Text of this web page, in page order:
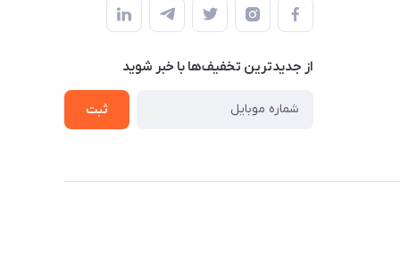
از جدید‌ترین تخفیف‌ها با‌ خبر شوید
ثبت